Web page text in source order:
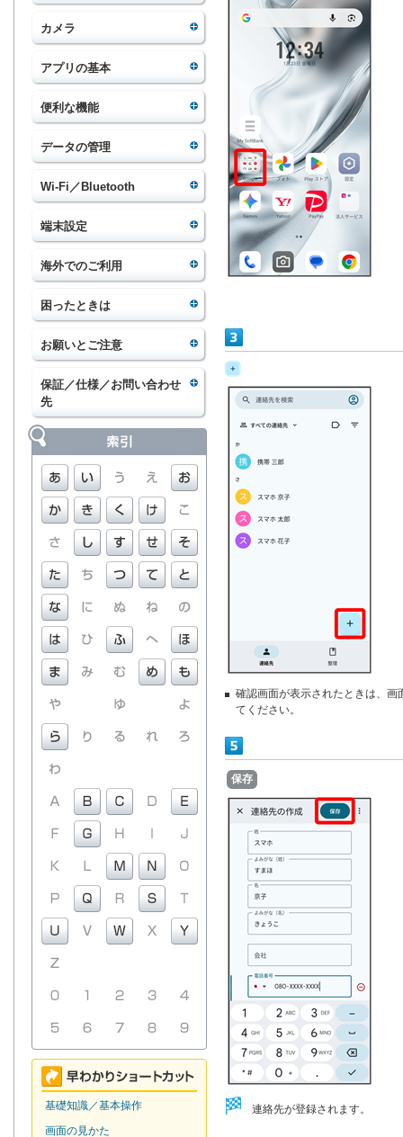
カメラ
アプリの基本
便利な機能
データの管理
Wi-Fi／Bluetooth
端末設定
海外でのご利用
困ったときは
お願いとご注意
保証／仕様／お問い合わせ
先
基礎知識／基本操作
画面の見かた
確認画面が表示されたときは、画
てください。
保存
連絡先が登録されます。